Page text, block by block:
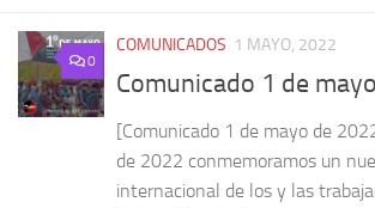
0
COMUNICADOS 1 MAYO, 2022
Comunicado 1 de
[Comunicado 1 de mayo de
de 2022 conmemoramos un
internacional de los y las